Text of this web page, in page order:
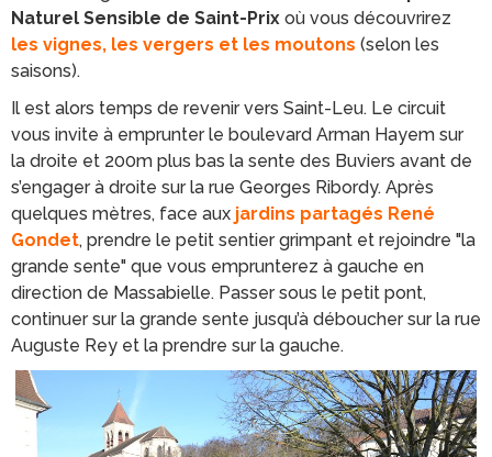
Naturel Sensible de Saint-Prix où vous découvrirez
les vignes, les vergers et les moutons (selon les
saisons).
Il est alors temps de revenir vers Saint-Leu. Le circuit
vous invite à emprunter le boulevard Arman Hayem sur
la droite et 200m plus bas la sente des Buviers avant de
s’engager à droite sur la rue Georges Ribordy. Après
quelques mètres, face aux jardins partagés René
Gondet, prendre le petit sentier grimpant et rejoindre "la
grande sente" que vous emprunterez à gauche en
direction de Massabielle. Passer sous le petit pont,
continuer sur la grande sente jusqu’à déboucher sur la rue
Auguste Rey et la prendre sur la gauche.